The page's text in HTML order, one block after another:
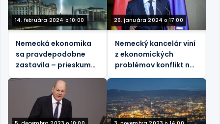
14. februára 2024 o 10:00
Nemecká ekonomika
sa pravdepodobne
zastavila – prieskum
26. januára 2024 o 17:00
Nemecký kancelár viní
z ekonomických
problémov konflikt na